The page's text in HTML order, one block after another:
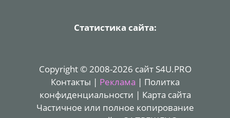
Статистика сайта:
Copyright © 2008-2026 сайт S4U.PRO
Контакты | Реклама | Политка
конфиденциальности | Карта сайта
Частичное или полное копирование